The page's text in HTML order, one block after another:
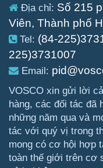
Địa chỉ: Số 215
Viên, Thành phố
Tel: (84-
225)3731007
Email:
VOSCO xin gửi lời
hàng, các đối tác đã
những năm qua và
tác với quý vị trong
mong có cơ hội hợp
toàn thế giới trên cơ